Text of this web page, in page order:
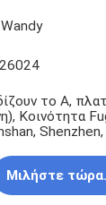
το Α,
Κοινότητα
Μιλήστε τώρα.